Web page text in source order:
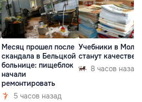
Месяц прошел после
скандала в Бельцкой
больнице: пищеблок
начали
ремонтировать
5 часов назад
Учебники в
станут
8 часов назад